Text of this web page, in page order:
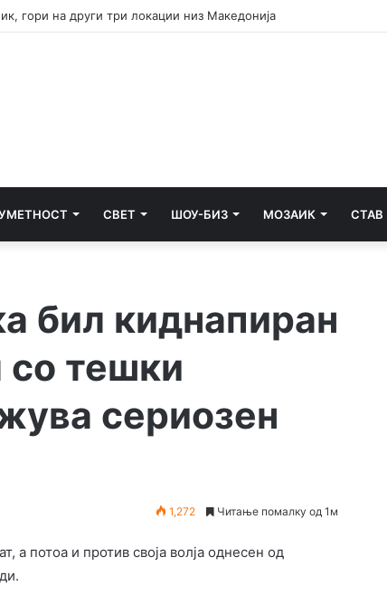
лице во грб додека било врзано со лисици
СВЕТ ШОУ-БИЗ МОЗАИК СТАВ
бил киднапиран
со тешки
сериозен
1,272 Читање помалку од 1м
а потоа и против своја волја однесен од